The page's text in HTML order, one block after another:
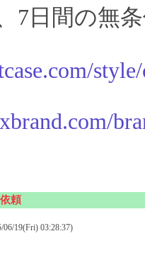
7日間の無
頼
19(Fri) 03:28:37)